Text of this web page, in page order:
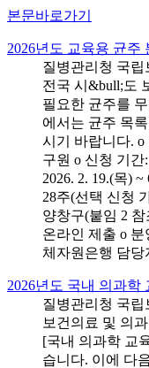
본문바로가기
2026년도 교육용 균주
질병관리청 국
전국 시&bull;도
필요한 균주를
에서는 균주 목
시기 바랍니다.
구원 o 신청 기간
2026. 2. 19.(목)
28주(선택 신청
양창구(붙임 2
온라인 제출 o
체자원은행 담당
2026년도 국내 의과학
질병관리청 국
보건의료 및 의
[국내 의과학 교
습니다. 이에 다